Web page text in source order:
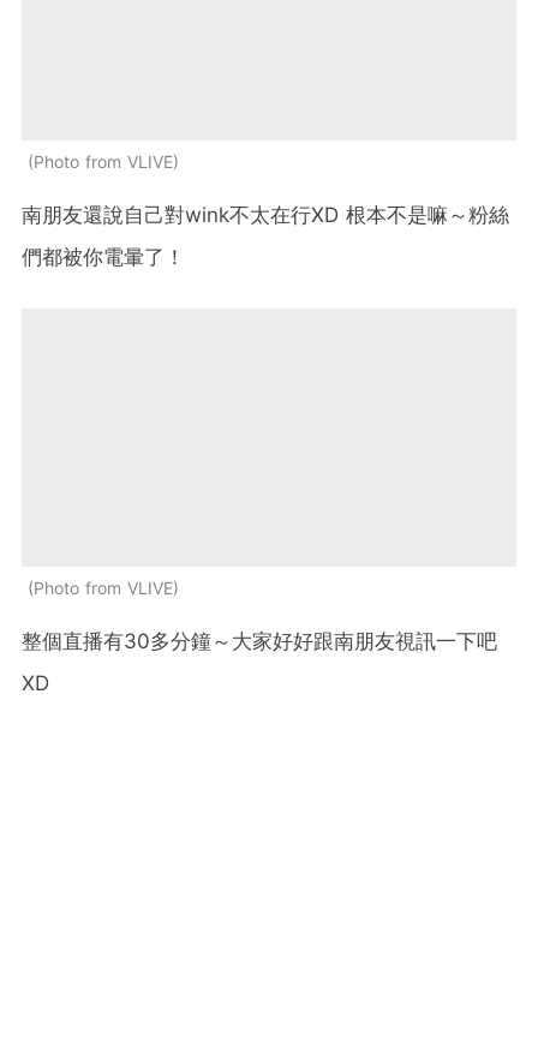
Photo from VLIVE
南朋友還說自己對wink不太在行XD 根本不是嘛～粉絲
們都被你電暈了！
Photo from VLIVE
整個直播有30多分鐘～大家好好跟南朋友視訊一下吧
XD